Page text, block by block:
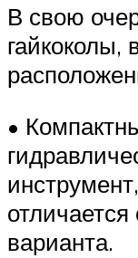
В свою
гайкоколы,
•
отличается
варианта.